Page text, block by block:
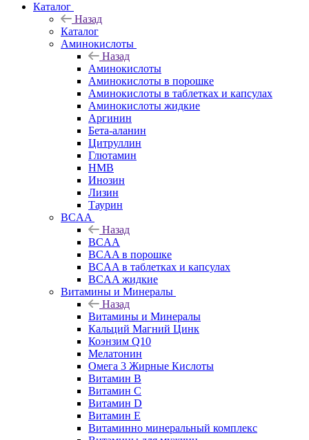
Каталог
Назад
Каталог
Аминокислоты
Назад
Аминокислоты
Аминокислоты в порошке
Аминокислоты в таблетках и капсулах
Аминокислоты жидкие
Аргинин
Бета-аланин
Цитруллин
Глютамин
HMB
Инозин
Лизин
Таурин
BCAA
Назад
BCAA
BCAA в порошке
BCAA в таблетках и капсулах
BCAA жидкие
Витамины и Минералы
Назад
Витамины и Минералы
Кальций Магний Цинк
Коэнзим Q10
Мелатонин
Омега 3 Жирные Кислоты
Витамин B
Витамин C
Витамин D
Витамин E
Витаминно минеральный комплекс